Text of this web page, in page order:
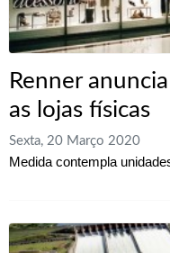
Renner
as lojas físicas
Sexta, 20 Março 2020
Medida contempla